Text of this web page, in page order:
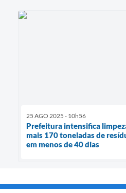
25 AGO 2025 - 10h56
Prefeitura intensifica
mais 170 toneladas de
em menos de 40 dias